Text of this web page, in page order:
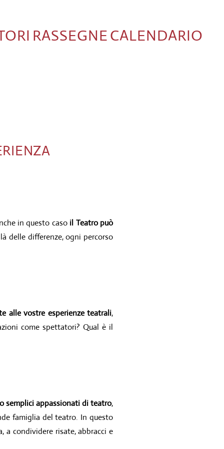
RASSEGNECALENDARIO
in questo caso il Teatro può
delle differenze, ogni percorso
alle vostre esperienze teatrali,
come spettatori? Qual è il
semplici appassionati di teatro,
famiglia del teatro. In questo
a condividere risate, abbracci e